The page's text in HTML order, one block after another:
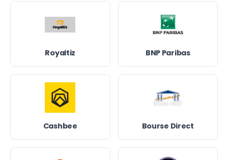
Royaltiz BNP Paribas
Cashbee Bourse Direct